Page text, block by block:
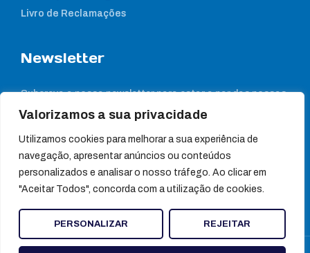
Valorizamos a sua privacidade
Utilizamos cookies para melhorar a sua experiência de
navegação, apresentar anúncios ou conteúdos
personalizados e analisar o nosso tráfego. Ao clicar em
"Aceitar Todos", concorda com a utilização de cookies.
PERSONALIZAR REJEITAR
Livro de Reclamações
Newsletter
Subcreva a nossa newsletter para estar a par das nossas
notícias